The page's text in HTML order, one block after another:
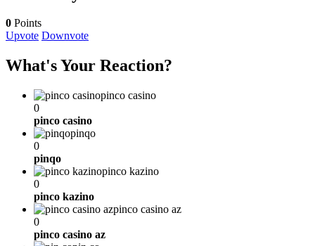
0 Points
Upvote Downvote
What's Your Reaction?
pinco casino
0
pinco casino
pinqo
0
pinqo
pinco kazino
0
pinco kazino
pinco casino az
0
pinco casino az